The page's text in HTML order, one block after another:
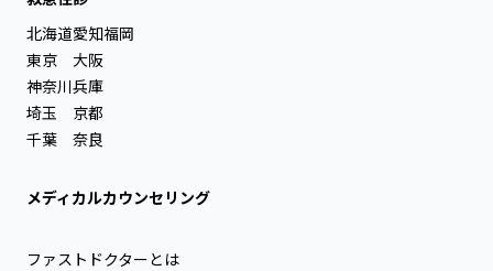
北海道
東京
神奈川
埼玉
千葉
愛知
大阪
兵庫
京都
奈良
福岡
メディカルカウンセリング
ファストドクターとは